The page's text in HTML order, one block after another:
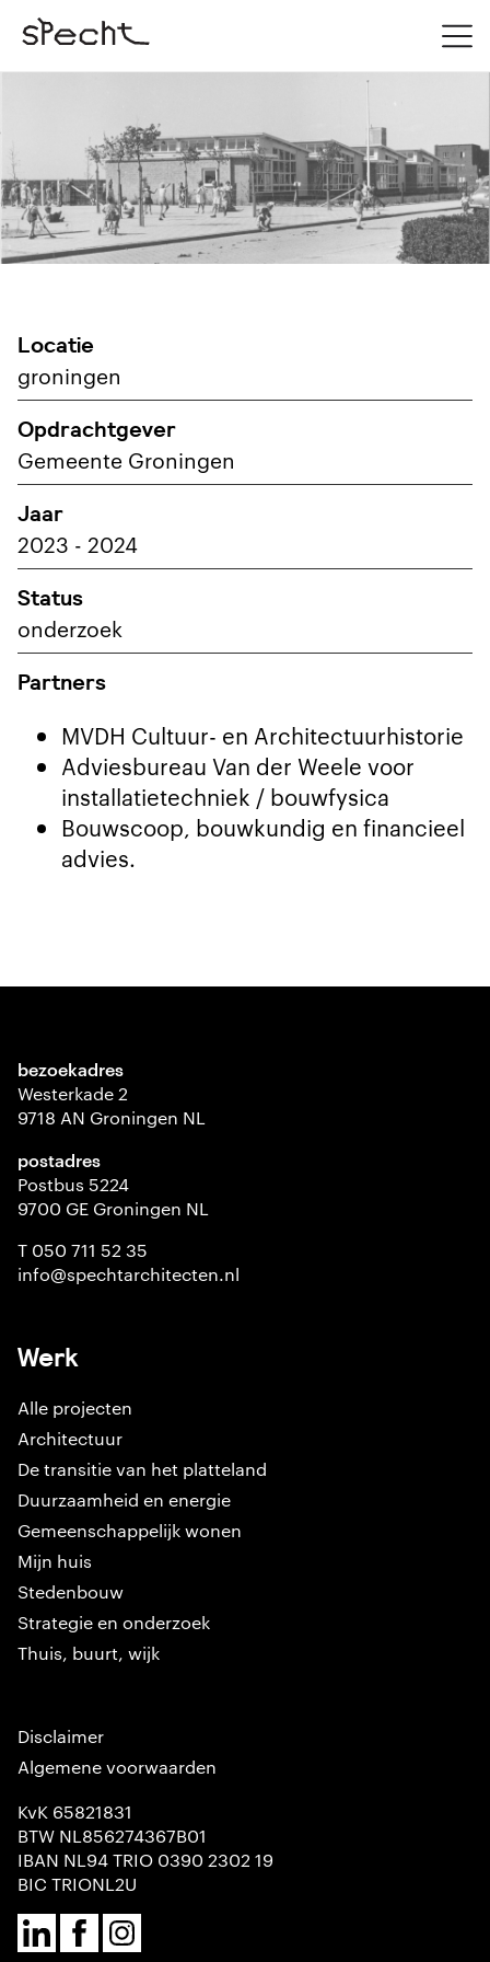
Locatie
groningen
Opdrachtgever
Gemeente Groningen
Jaar
2023 - 2024
Status
onderzoek
Partners
MVDH Cultuur- en Architectuurhistorie
Adviesbureau Van der Weele voor
installatietechniek / bouwfysica
Bouwscoop, bouwkundig en financieel
advies.
bezoekadres
Westerkade 2
9718 AN Groningen NL
postadres
Postbus 5224
9700 GE Groningen NL
T 050 711 52 35
info@spechtarchitecten.nl
Werk
Alle projecten
Architectuur
De transitie van het platteland
Duurzaamheid en energie
Gemeenschappelijk wonen
Mijn huis
Stedenbouw
Strategie en onderzoek
Thuis, buurt, wijk
Disclaimer
Algemene voorwaarden
KvK 65821831
BTW NL856274367B01
IBAN NL94 TRIO 0390 2302 19
BIC TRIONL2U